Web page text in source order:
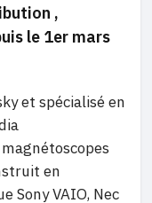
,
le 1er mars
et spécialisé en
en
Sony VAIO, Nec